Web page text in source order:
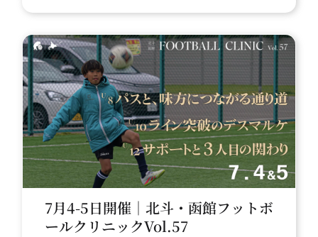
7月4-5日開催｜北斗・函館フットボ
ールクリニックVol.57